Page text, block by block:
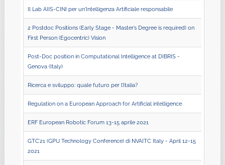
Il Lab AIIS-CINI per un'Intelligenza Artificiale responsabile
2 Postdoc Positions (Early Stage - Master’s Degree is required) on
First Person (Egocentric) Vision
Post-Doc position in Computational Intelligence at DIBRIS -
Genova (Italy)
Ricerca e sviluppo: quale futuro per l’Italia?
Regulation on a European Approach for Artificial intelligence
ERF European Robotic Forum 13-15 aprile 2021
GTC’21 (GPU Technology Conference) di NVAITC Italy - April 12-15
2021